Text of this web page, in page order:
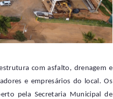
com asfalto, drenagem e
e empresários do local. Os
pela Secretaria Municipal de